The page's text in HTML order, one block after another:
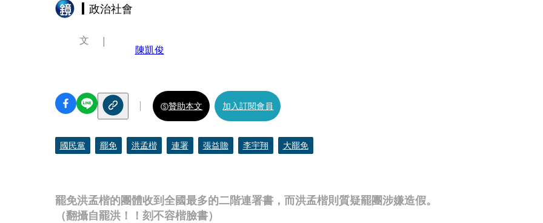
政治社會
罷免洪孟楷的團體收到全國最多的二階連署書，而洪孟楷則質疑罷團涉嫌造假。
（翻攝自罷洪！！刻不容楷臉書）
文
陳凱俊
贊助本文 加入訂閱會員
國民黨 罷免 洪孟楷 連署 張益贍 李宇翔 大罷免